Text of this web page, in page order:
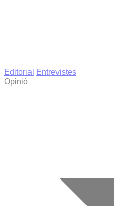
Editorial
Entrevistes
Opinió